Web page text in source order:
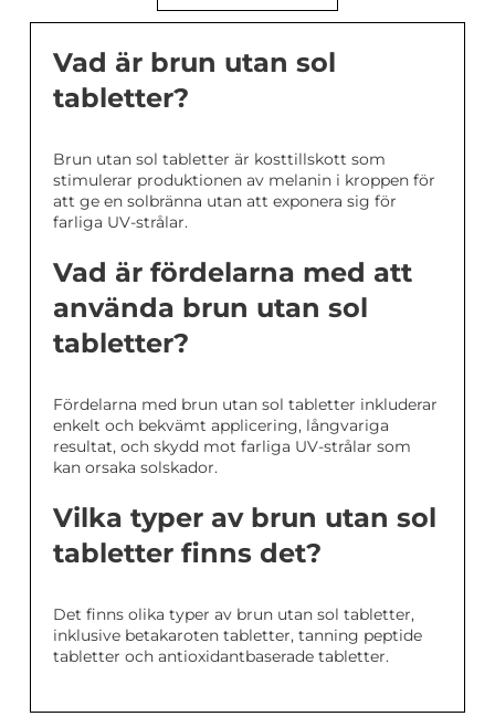
Vad är brun utan sol
tabletter?
Brun utan sol tabletter är kosttillskott som
stimulerar produktionen av melanin i kroppen för
att ge en solbränna utan att exponera sig för
farliga UV-strålar.
Vad är fördelarna med att
använda brun utan sol
tabletter?
Fördelarna med brun utan sol tabletter inkluderar
enkelt och bekvämt applicering, långvariga
resultat, och skydd mot farliga UV-strålar som
kan orsaka solskador.
Vilka typer av brun utan sol
tabletter finns det?
Det finns olika typer av brun utan sol tabletter,
inklusive betakaroten tabletter, tanning peptide
tabletter och antioxidantbaserade tabletter.